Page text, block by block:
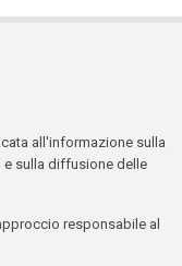
all'informazione sulla
e sulla diffusione delle
responsabile al